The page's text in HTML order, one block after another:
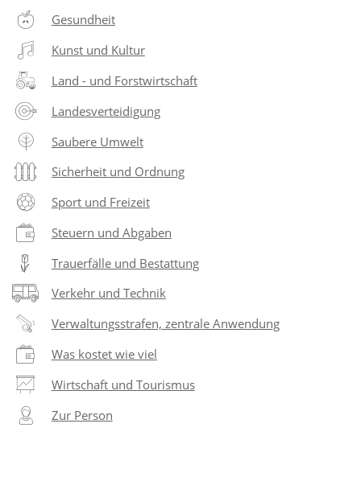
Gesundheit
Kunst und Kultur
Land - und Forstwirtschaft
Landesverteidigung
Saubere Umwelt
Sicherheit und Ordnung
Sport und Freizeit
Steuern und Abgaben
Trauerfälle und Bestattung
Verkehr und Technik
Verwaltungsstrafen, zentrale Anwendung
Was kostet wie viel
Wirtschaft und Tourismus
Zur Person